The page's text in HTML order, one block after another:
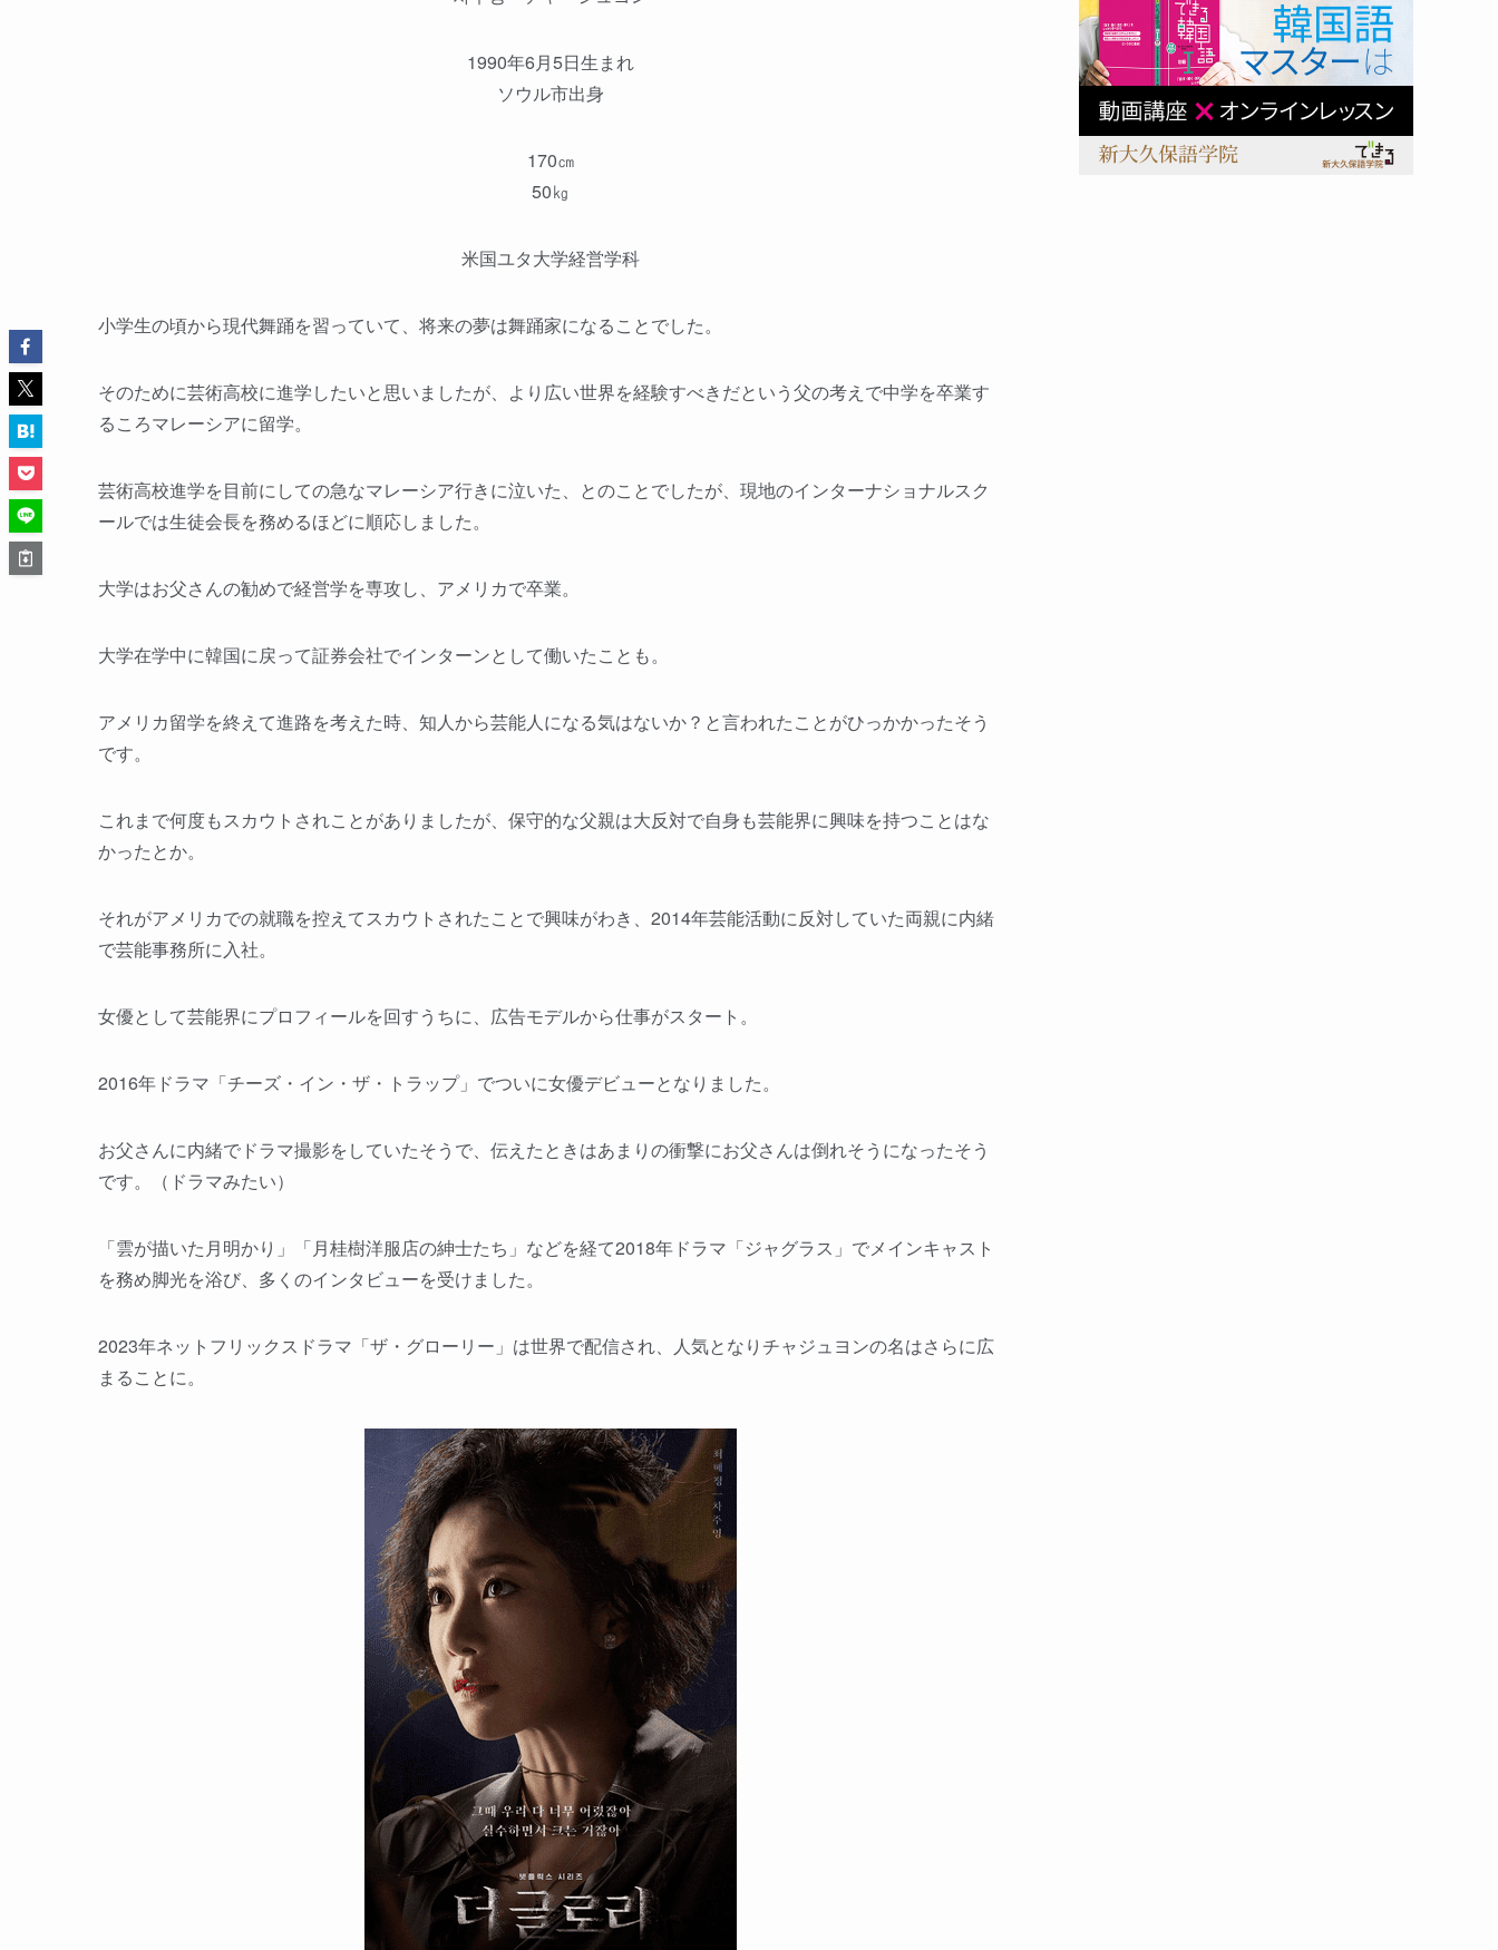
1990年6月5日生まれ
ソウル市出身
170㎝
50㎏
米国ユタ大学経営学科
小学生の頃から現代舞踊を習っていて、将来の夢は舞踊家になることでした。
そのために芸術高校に進学したいと思いましたが、より広い世界を経験すべきだという父の考えで中学を卒業す
るころマレーシアに留学。
芸術高校進学を目前にしての急なマレーシア行きに泣いた、とのことでしたが、現地のインターナショナルスク
ールでは生徒会長を務めるほどに順応しました。
大学はお父さんの勧めで経営学を専攻し、アメリカで卒業。
大学在学中に韓国に戻って証券会社でインターンとして働いたことも。
アメリカ留学を終えて進路を考えた時、知人から芸能人になる気はないか？と言われたことがひっかかったそう
です。
これまで何度もスカウトされことがありましたが、保守的な父親は大反対で自身も芸能界に興味を持つことはな
かったとか。
それがアメリカでの就職を控えてスカウトされたことで興味がわき、2014年芸能活動に反対していた両親に内緒
で芸能事務所に入社。
女優として芸能界にプロフィールを回すうちに、広告モデルから仕事がスタート。
2016年ドラマ「チーズ・イン・ザ・トラップ」でついに女優デビューとなりました。
お父さんに内緒でドラマ撮影をしていたそうで、伝えたときはあまりの衝撃にお父さんは倒れそうになったそう
です。（ドラマみたい）
「雲が描いた月明かり」「月桂樹洋服店の紳士たち」などを経て2018年ドラマ「ジャグラス」でメインキャスト
を務め脚光を浴び、多くのインタビューを受けました。
2023年ネットフリックスドラマ「ザ・グローリー」は世界で配信され、人気となりチャジュヨンの名はさらに広
まることに。